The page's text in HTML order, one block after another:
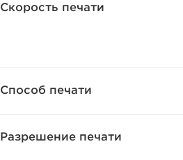
Скорость печати
Способ печати
Разрешение печати